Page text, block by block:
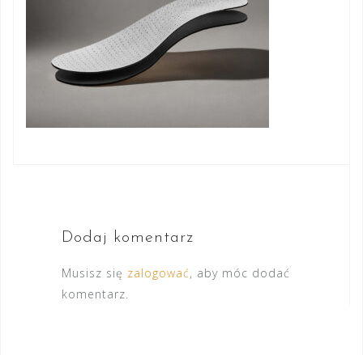
Dodaj komentarz
Musisz się zalogować, aby móc dodać
komentarz.